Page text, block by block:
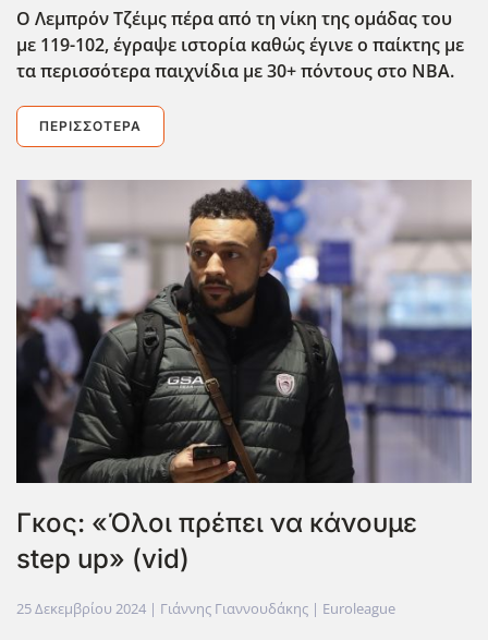
Ο Λεμπρόν Τζέιμς πέρα από τη νίκη της ομάδας του
με 119-102, έγραψε ιστορία καθώς έγινε ο παίκτης με
τα περισσότερα παιχνίδια με 30+ πόντους στο NBA.
ΠΕΡΙΣΣΌΤΕΡΑ
Γκος: «Όλοι πρέπει να κάνουμε
step up» (vid)
25 Δεκεμβρίου 2024 | Γιάννης Γιαννουδάκης | Euroleague